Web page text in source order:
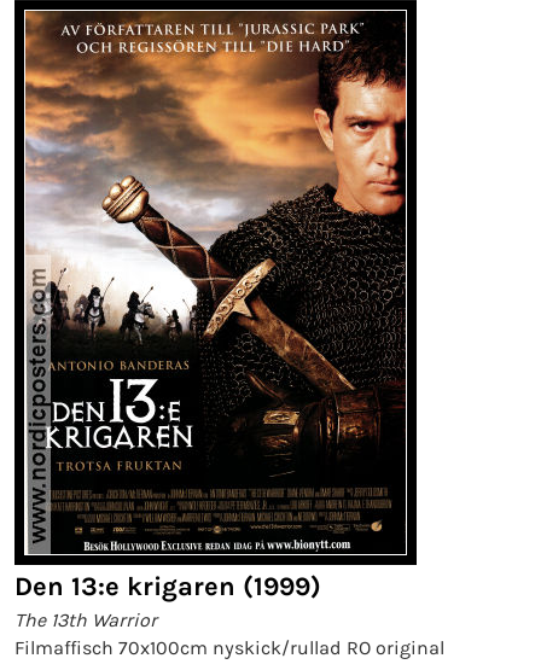
Den 13:e krigaren (1999)
The 13th Warrior
Filmaffisch 70x100cm nyskick/rullad RO original